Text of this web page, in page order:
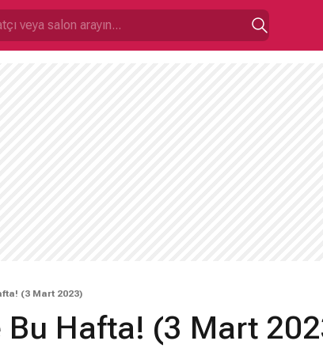
(3 Mart 2023)
Hafta! (3 Mart